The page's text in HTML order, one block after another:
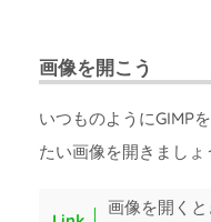
画像を開こう
いつものようにGIMP
たい画像を開きましょ
画像を開く